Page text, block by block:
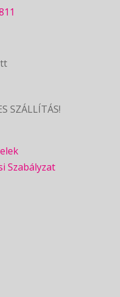
SZÁLLÍTÁS!
Szabályzat